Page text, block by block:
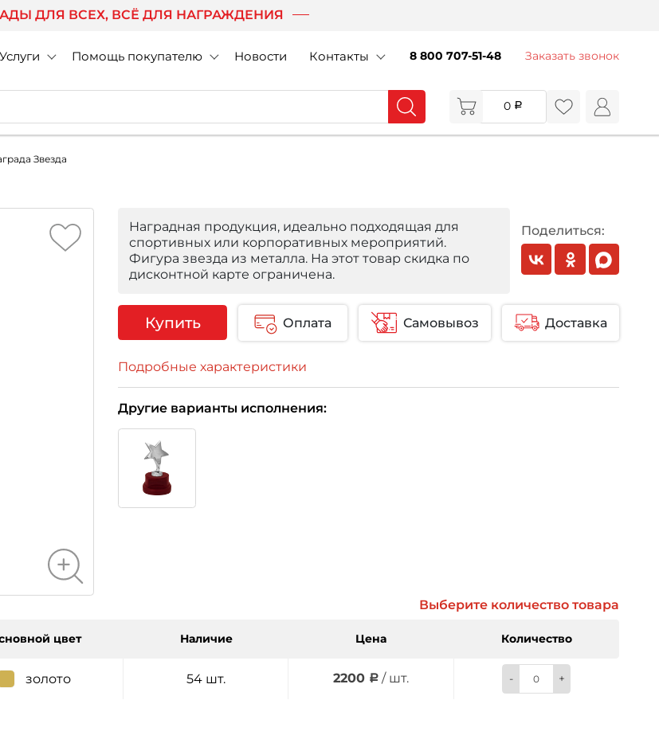
ДЛЯ ВСЕХ, ВСЁ ДЛЯ НАГРАЖДЕНИЯ
Услуги Помощь покупателю Новости Контакты 8 800 707-51-48 Заказать звонок
0
Звезда
Наградная продукция, идеально подходящая для
спортивных или корпоративных мероприятий.
Фигура звезда из металла. На этот товар скидка по
дисконтной карте ограничена.
Поделиться:
Купить Оплата Самовывоз Доставка
Подробные характеристики
Другие варианты исполнения:
Выберите количество товара
цвет Наличие Цена Количество
золото 54 шт. 2200 / шт. - +